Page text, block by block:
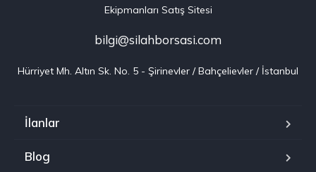
Ekipmanları Satış Sitesi
bilgi@silahborsasi.com
Hürriyet Mh. Altın Sk. No. 5 - Şirinevler / Bahçelievler / İstanbul
İlanlar
Blog